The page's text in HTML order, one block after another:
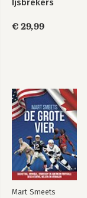
Ijsbrekers
€ 29,99
Mart Smeets